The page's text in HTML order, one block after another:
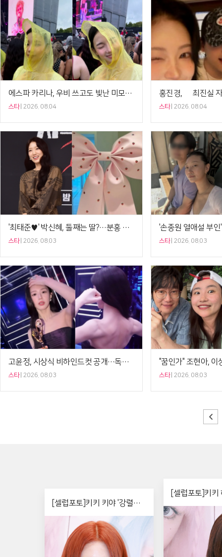
에스파 카리나, 우비 쓰고도 빛난 미모…롤라팔루자 즐긴 근황[셀럽샷]
스타 2026. 08.04 스타 2026. 08.04
'최태준♥' 박신혜, 둘째는 딸?…분홍 왕리본 눈길[셀럽샷]
스타 2026. 08.03 스타 2026. 08.03
고윤정, 시상식 비하인드컷 공개…독보적인 비주얼+비현실적인 등근육[셀럽샷]
스타 2026. 08.03 스타 2026. 08.03
[셀럽포토]키키 키야 '강렬한
레드 헤어'
[셀럽포토]키키
트'